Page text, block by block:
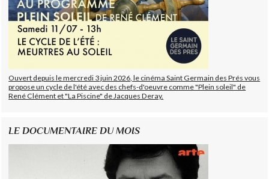
Ouvert depuis le mercredi 3 juin 2026, le cinéma Saint Germain des Prés vous
propose un cycle de l'été avec des chefs-d'oeuvre comme "Plein soleil" de
René Clément et "La Piscine" de Jacques Deray.
LE DOCUMENTAIRE DU MOIS